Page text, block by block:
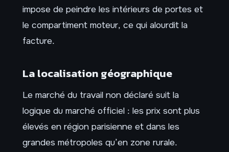
impose de peindre les intérieurs de portes et
le compartiment moteur, ce qui alourdit la
facture.
La localisation géographique
Le marché du travail non déclaré suit la
logique du marché officiel : les prix sont plus
élevés en région parisienne et dans les
grandes métropoles qu’en zone rurale.